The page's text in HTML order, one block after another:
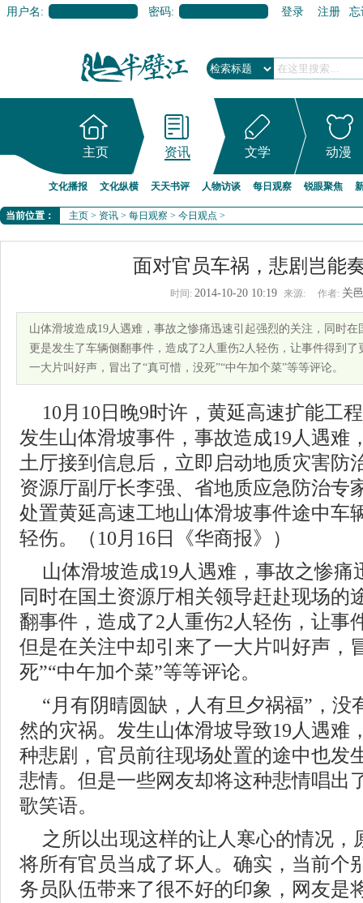
用户名: 密码: 登录 注册 忘
主页 资讯 文学 动漫
文化播报 文化纵横 天天书评 人物访谈 每日观察 锐眼聚焦
当前位置： 主页 > 资讯 > 每日观察 > 今日观点 >
面对官员车祸，悲剧岂能
时间: 2014-10-20 10:19 来源: 作者: 关
山体滑坡造成19人遇难，事故之惨痛迅速引起强烈的关注，同时
更是发生了车辆侧翻事件，造成了2人重伤2人轻伤，让事件得到
一大片叫好声，冒出了“真可惜，没死”“中午加个菜”等等评论。
10月10日晚9时许，黄延高速扩能工
发生山体滑坡事件，事故造成19人遇难
土厅接到信息后，立即启动地质灾害防
资源厅副厅长李强、省地质应急防治专
处置黄延高速工地山体滑坡事件途中车
轻伤。（10月16日《华商报》）
山体滑坡造成19人遇难，事故之惨痛
同时在国土资源厅相关领导赶赴现场的
翻事件，造成了2人重伤2人轻伤，让事
但是在关注中却引来了一大片叫好声，
死”“中午加个菜”等等评论。
“月有阴晴圆缺，人有旦夕祸福”，没
然的灾祸。发生山体滑坡导致19人遇难
种悲剧，官员前往现场处置的途中也发
悲情。但是一些网友却将这种悲情唱出
歌笑语。
之所以出现这样的让人寒心的情况，
将所有官员当成了坏人。确实，当前个
务员队伍带来了很不好的印象，网友是